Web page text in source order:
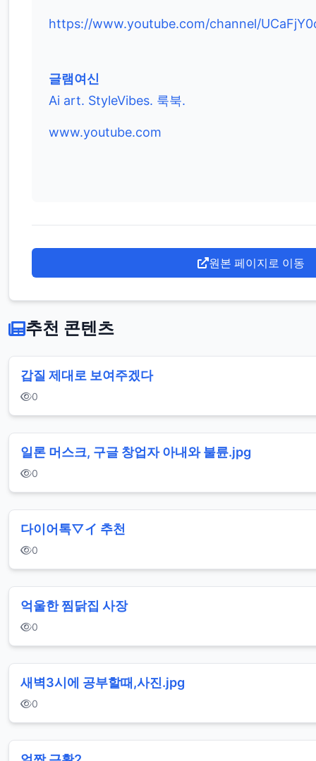
https://www.youtube.com/channel/
글램여신
Ai art. StyleVibes. 룩북.
www.youtube.com
원본 페이지로 이동
추천 콘텐츠
갑질 제대로 보여주겠다
0
일론 머스크, 구글 창업자 아내와 불륜.jpg
0
다이어톡▽イ 추천
0
억울한 찜닭집 사장
0
새벽3시에 공부할때,사진.jpg
0